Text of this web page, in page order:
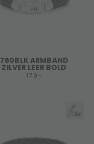
760BLK ARMBAND
ZILVER LEER BOLD
179,-